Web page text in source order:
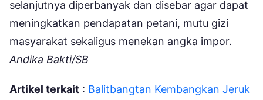
selanjutnya diperbanyak dan disebar agar dapat
meningkatkan pendapatan petani, mutu gizi
masyarakat sekaligus menekan angka impor.
Andika Bakti/SB
Artikel terkait : Balitbangtan Kembangkan Jeruk